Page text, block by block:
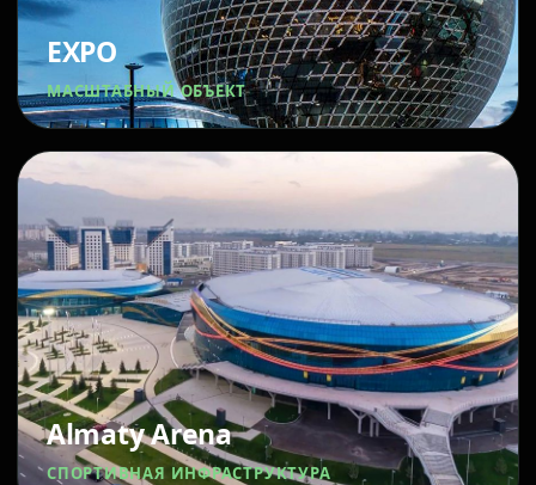
EXPO
МАСШТАБНЫЙ ОБЪЕКТ
Almaty Arena
СПОРТИВНАЯ ИНФРАСТРУКТУРА